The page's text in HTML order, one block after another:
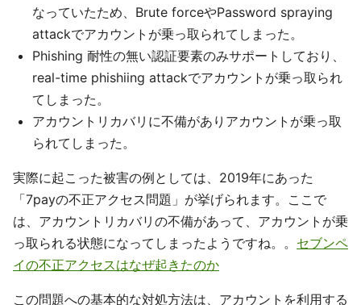
なっていたため、Brute forceやPassword spraying
attackでアカウントが乗っ取られてしまった。
Phishing 耐性の無い認証要素のみサポートしており、
real-time phishiing attackでアカウントが乗っ取られ
てしまった。
アカウントリカバリに不備がありアカウントが乗っ取
られてしまった。
実際に起こった被害の例としては、2019年にあった
「7payの不正アクセス問題」が挙げられます。ここで
は、アカウントリカバリの不備があって、アカウントが乗
っ取られる状態になってしまったようですね。。 セブンペ
イの不正アクセスはなぜ起きたのか
この問題への基本的な対処方法は、アカウントを利用する